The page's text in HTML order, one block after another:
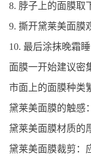
8. 脖子上的面膜
9. 撕开黛莱美面膜
10. 最后涂抹晚霜
面膜一开始建议密
市面上的面膜种类
黛莱美面膜的触感
黛莱美面膜材质的
黛莱美面膜裁剪：